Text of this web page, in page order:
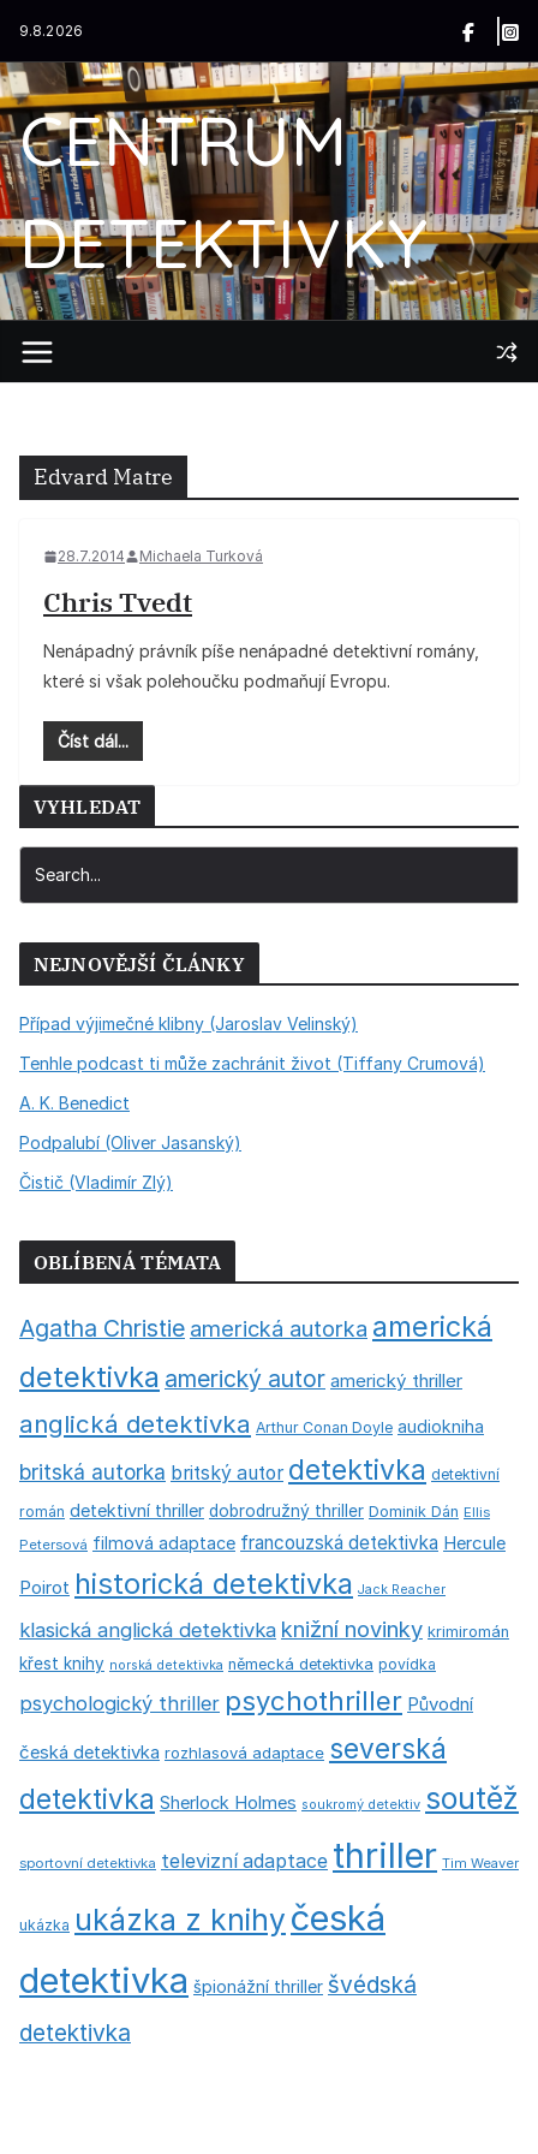
obsah
9.8.2026
CENTRUM
DETEKTIVKY
Edvard Matre
28.7.2014 Michaela Turková
Chris Tvedt
Nenápadný právník píše nenápadné detektivní romány,
které si však polehoučku podmaňují Evropu.
Číst dál...
VYHLEDAT
NEJNOVĚJŠÍ ČLÁNKY
Případ výjimečné klibny (Jaroslav Velinský)
Tenhle podcast ti může zachránit život (Tiffany Crumová)
A. K. Benedict
Podpalubí (Oliver Jasanský)
Čistič (Vladimír Zlý)
OBLÍBENÁ TÉMATA
Agatha Christie americká autorka americká
detektivka americký autor americký thriller
anglická detektivka Arthur Conan Doyle audiokniha
britská autorka britský autor detektivka detektivní
román detektivní thriller dobrodružný thriller Dominik Dán Ellis
Petersová filmová adaptace francouzská detektivka Hercule
Poirot historická detektivka Jack Reacher
klasická anglická detektivka knižní novinky krimiromán
křest knihy norská detektivka německá detektivka povídka
psychologický thriller psychothriller Původní
česká detektivka rozhlasová adaptace severská
detektivka Sherlock Holmes soukromý detektiv soutěž
sportovní detektivka televizní adaptace thriller Tim Weaver
ukázka ukázka z knihy česká
detektivka špionážní thriller švédská
detektivka